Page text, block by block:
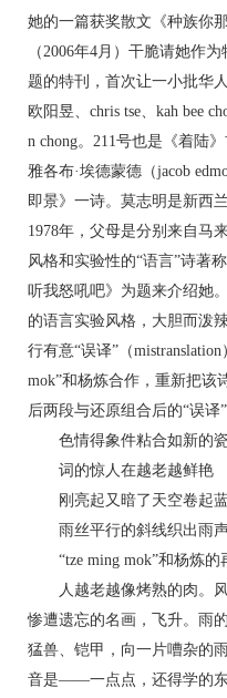
她的一篇获奖散文《种族你
（2006年4月）干脆请她作
题的特刊，首次让一小批华
欧阳昱、chris tse、kah bee
n chong。211号也是《着陆
雅各布·埃德蒙德（jacob
即景》一诗。莫志明是新西
1978年，父母是分别来自马
风格和实验性的“语言”诗著
听我怒吼吧》为题来介绍她
的语言实验风格，大胆而泼
行有意“误译”（
mok”和杨炼合作，重新把该
后两段与还原组合后的“误译
色情得象件粘合如新的
词的惊人在越老越鲜艳
刚亮起又暗了天空卷起蓝
雨丝平行的斜线织出雨
“tze ming mok”和杨炼的
人越老越像烤熟的肉。风
惨遭遗忘的名画，飞升。雨
猛兽、铠甲，向一片嘈杂的
音是——一点点，还得学的